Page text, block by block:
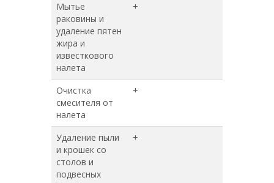
Мытье
раковины и
удаление пятен
жира и
известкового
налета
+
Очистка
смесителя от
налета
+
Удаление пыли
и крошек со
столов и
подвесных
+